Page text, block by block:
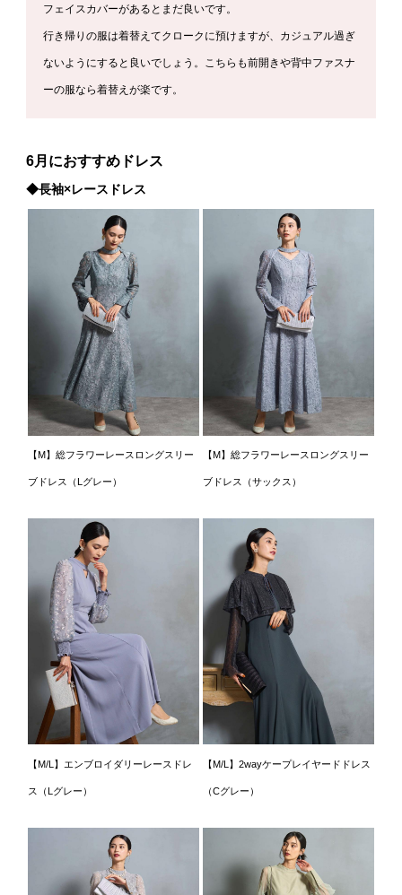
フェイスカバーがあるとまだ良いです。
行き帰りの服は着替えてクロークに預けますが、カジュアル過ぎ
ないようにすると良いでしょう。こちらも前開きや背中ファスナ
ーの服なら着替えが楽です。
6月におすすめドレス
◆長袖×レースドレス
【M】総フラワーレースロングスリー
ブドレス（Lグレー）
【M】総フラワーレースロングスリー
ブドレス（サックス）
【M/L】エンブロイダリーレースドレ
ス（Lグレー）
【M/L】2wayケープレイヤードドレス
（Cグレー）